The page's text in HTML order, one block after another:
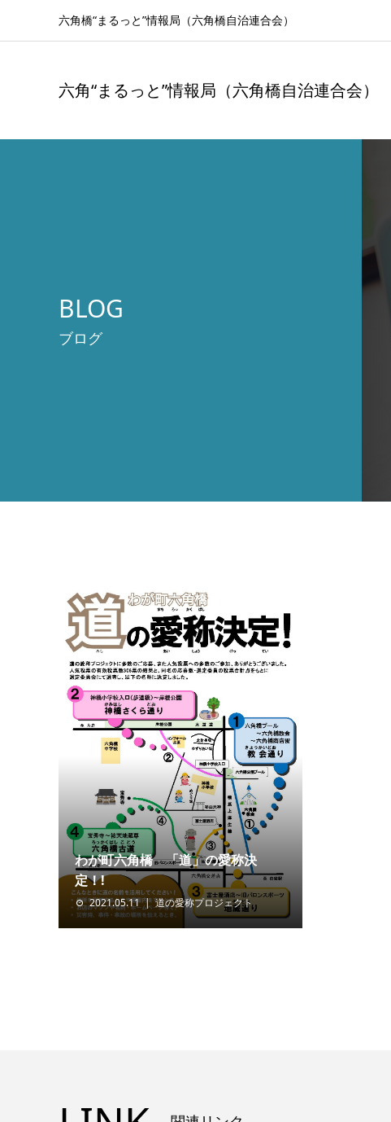
六角橋“まるっと”情報局（六角橋自治連合会）
六角“まるっと”情報局（六角橋自治連合会）
BLOG
ブログ
わが町六角橋 「道」の愛称決
定！!
2021.05.11 道の愛称プロジェクト